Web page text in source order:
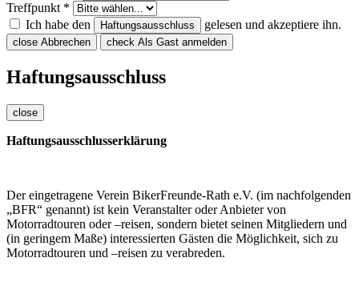
Treffpunkt *
Ich habe den
Haftungsausschluss gelesen und akzeptiere ihn.
close Abbrechen check Als Gast anmelden
Haftungsausschluss
close
Haftungsausschlusserklärung
Der eingetragene Verein BikerFreunde-Rath e.V. (im nachfolgenden
„BFR“ genannt) ist kein Veranstalter oder Anbieter von
Motorradtouren oder –reisen, sondern bietet seinen Mitgliedern und
(in geringem Maße) interessierten Gästen die Möglichkeit, sich zu
Motorradtouren und –reisen zu verabreden.